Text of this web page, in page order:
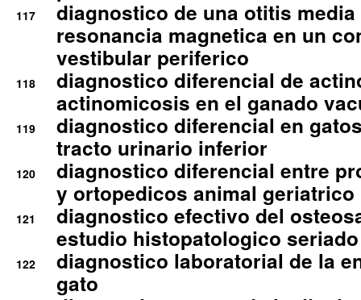
117
diagnostico de una otitis
resonancia magnetica en un
vestibular periferico
118
diagnostico diferencial de
actinomicosis en el ganado
119
diagnostico diferencial en
tracto urinario inferior
120
diagnostico diferencial entre
y ortopedicos animal geriatrico
121
diagnostico efectivo del
estudio histopatologico seriado
122
diagnostico laboratorial de la
gato